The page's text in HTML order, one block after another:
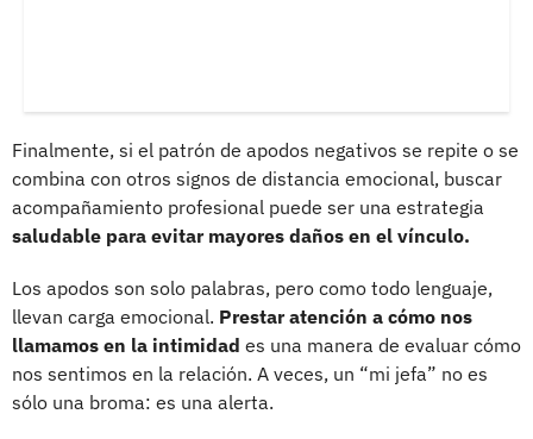
Finalmente, si el patrón de apodos negativos se repite o se
combina con otros signos de distancia emocional, buscar
acompañamiento profesional puede ser una estrategia
saludable para evitar mayores daños en el vínculo.
Los apodos son solo palabras, pero como todo lenguaje,
llevan carga emocional. Prestar atención a cómo nos
llamamos en la intimidad es una manera de evaluar cómo
nos sentimos en la relación. A veces, un “mi jefa” no es
sólo una broma: es una alerta.